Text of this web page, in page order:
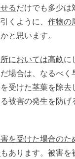
るだけでも多少は
くように、 作物の
かと思います。
においては高畝に
場合は、なるべく
受けた茎葉を除去
被害の発生を防げ
を受けた場合のた
もあります。被害を